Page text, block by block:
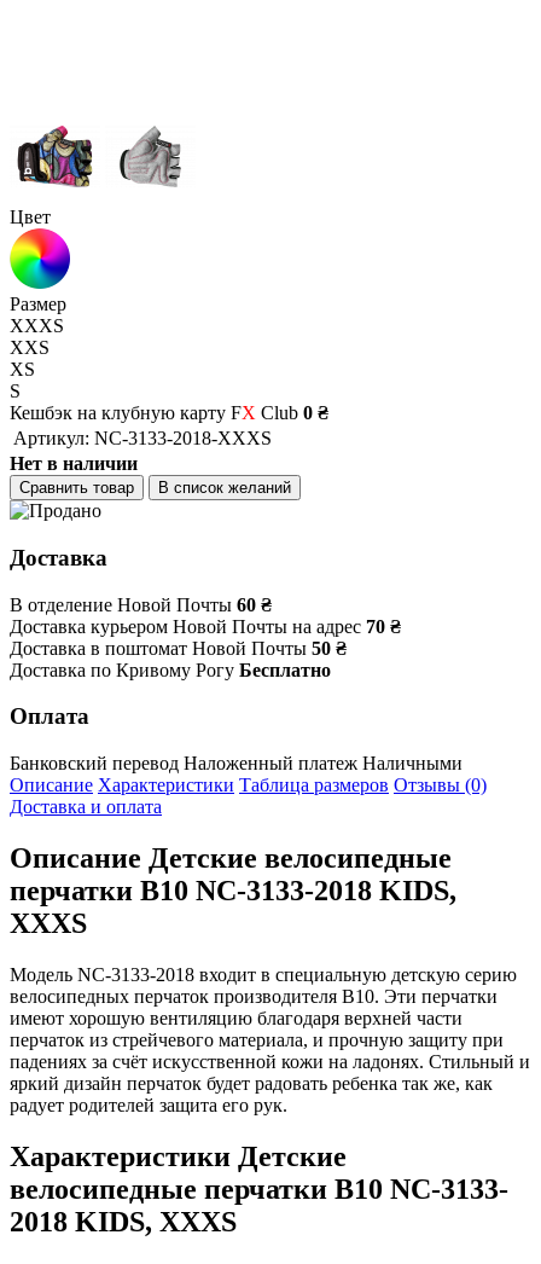
Цвет
Размер
XXXS
XXS
XS
S
Кешбэк на клубную карту FX Club 0 ₴
Артикул: NC-3133-2018-XXXS
Нет в наличии
Сравнить товар В список желаний
Доставка
В отделение Новой Почты 60 ₴
Доставка курьером Новой Почты на адрес 70 ₴
Доставка в поштомат Новой Почты 50 ₴
Доставка по Кривому Рогу Бесплатно
Оплата
Банковский перевод Наложенный платеж Наличными
Описание Характеристики Таблица размеров Отзывы (0)
Доставка и оплата
Описание Детские велосипедные
перчатки B10 NC-3133-2018 KIDS,
XXXS
Модель NC-3133-2018 входит в специальную детскую серию
велосипедных перчаток производителя B10. Эти перчатки
имеют хорошую вентиляцию благодаря верхней части
перчаток из стрейчевого материала, и прочную защиту при
падениях за счёт искусственной кожи на ладонях. Стильный и
яркий дизайн перчаток будет радовать ребенка так же, как
радует родителей защита его рук.
Характеристики Детские
велосипедные перчатки B10 NC-3133-
2018 KIDS, XXXS